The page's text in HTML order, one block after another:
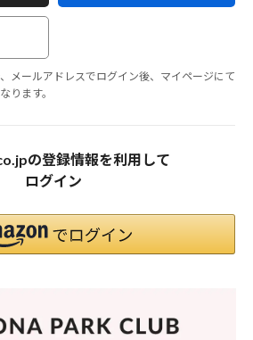
メールアドレスでログイン後、マイページにて
ります。
の登録情報を利用して
ログイン